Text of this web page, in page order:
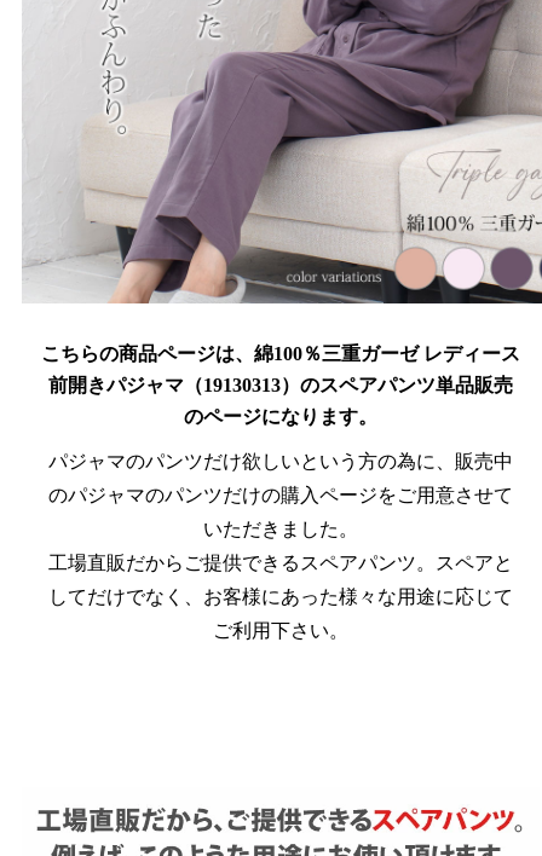
こちらの商品ページは、綿100％三重ガーゼ レディース
前開きパジャマ（19130313）のスペアパンツ単品販売
のページになります。
パジャマのパンツだけ欲しいという方の為に、販売中
のパジャマのパンツだけの購入ページをご用意させて
いただきました。
工場直販だからご提供できるスペアパンツ。スペアと
してだけでなく、お客様にあった様々な用途に応じて
ご利用下さい。